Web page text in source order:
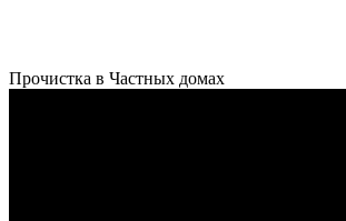
Прочистка в Частных домах